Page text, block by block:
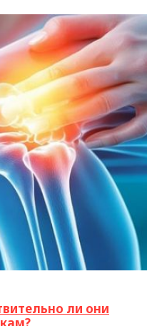
ли они